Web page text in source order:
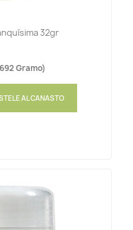
32gr
Gramo)
AL CANASTO